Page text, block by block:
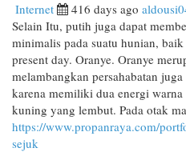
Internet 416 days ago
Selain Itu, putih juga dapat
minimalis pada suatu hunian,
present day. Oranye. Oranye
melambangkan persahabatan
karena memiliki dua energi
kuning yang lembut. Pada otak
https://www.propanraya.com/
sejuk